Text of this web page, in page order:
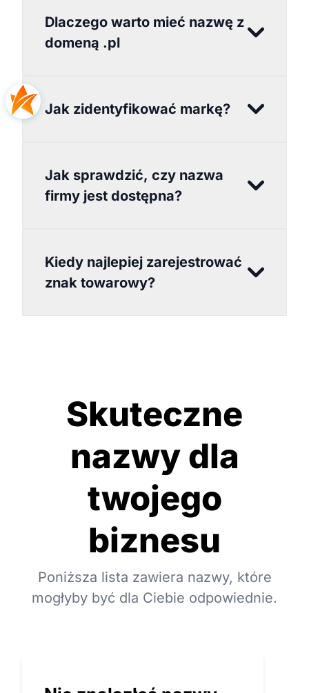
Dlaczego warto mieć nazwę z
domeną .pl
Jak zidentyfikować markę?
Jak sprawdzić, czy nazwa
firmy jest dostępna?
Kiedy najlepiej zarejestrować
znak towarowy?
Skuteczne
nazwy dla
twojego
biznesu
Poniższa lista zawiera nazwy, które
mogłyby być dla Ciebie odpowiednie.